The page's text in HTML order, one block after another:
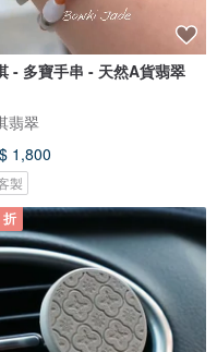
寶淇 - 多寶手串 - 天然A貨翡翠
翡翠
1,800
製
折